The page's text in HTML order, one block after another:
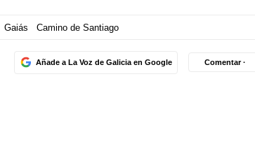
Gaiás Camino de Santiago
Añade a La Voz de Galicia en Google Comentar ·